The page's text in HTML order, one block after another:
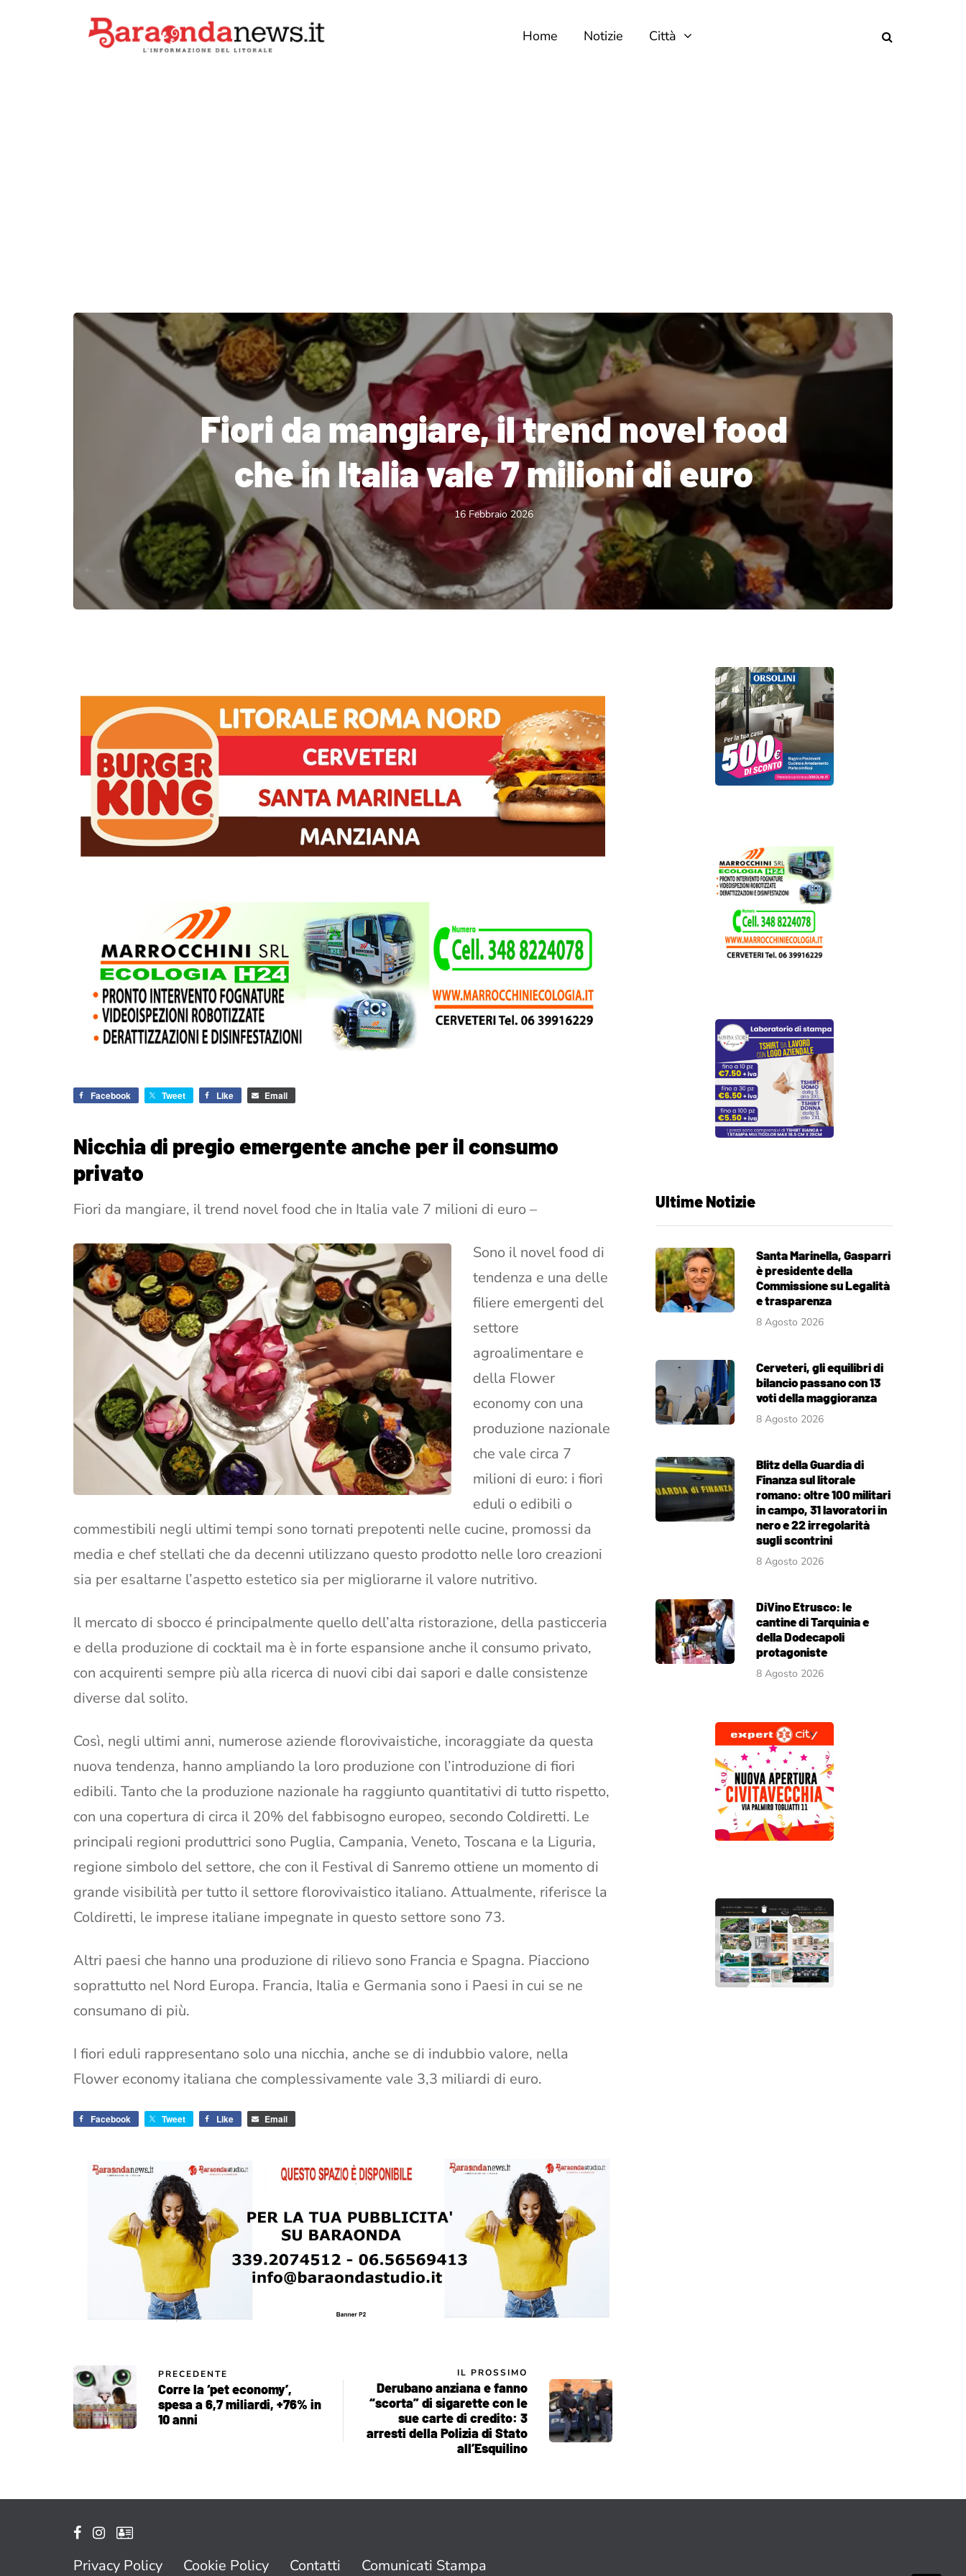
Home Notizie Città
Fiori da mangiare, il trend novel food
che in Italia vale 7 milioni di euro
16 Febbraio 2026
Facebook Tweet Like Email
Nicchia di pregio emergente anche per il consumo
privato
Fiori da mangiare, il trend novel food che in Italia vale 7 milioni di euro –
Sono il novel food di
tendenza e una delle
filiere emergenti del
settore
agroalimentare e
della Flower
economy con una
produzione nazionale
che vale circa 7
milioni di euro: i fiori
eduli o edibili o
commestibili negli ultimi tempi sono tornati prepotenti nelle cucine, promossi da
media e chef stellati che da decenni utilizzano questo prodotto nelle loro creazioni
sia per esaltarne l’aspetto estetico sia per migliorarne il valore nutritivo.
Il mercato di sbocco é principalmente quello dell’alta ristorazione, della pasticceria
e della produzione di cocktail ma è in forte espansione anche il consumo privato,
con acquirenti sempre più alla ricerca di nuovi cibi dai sapori e dalle consistenze
diverse dal solito.
Così, negli ultimi anni, numerose aziende florovivaistiche, incoraggiate da questa
nuova tendenza, hanno ampliando la loro produzione con l’introduzione di fiori
edibili. Tanto che la produzione nazionale ha raggiunto quantitativi di tutto rispetto,
con una copertura di circa il 20% del fabbisogno europeo, secondo Coldiretti. Le
principali regioni produttrici sono Puglia, Campania, Veneto, Toscana e la Liguria,
regione simbolo del settore, che con il Festival di Sanremo ottiene un momento di
grande visibilità per tutto il settore florovivaistico italiano. Attualmente, riferisce la
Coldiretti, le imprese italiane impegnate in questo settore sono 73.
Altri paesi che hanno una produzione di rilievo sono Francia e Spagna. Piacciono
soprattutto nel Nord Europa. Francia, Italia e Germania sono i Paesi in cui se ne
consumano di più.
I fiori eduli rappresentano solo una nicchia, anche se di indubbio valore, nella
Flower economy italiana che complessivamente vale 3,3 miliardi di euro.
Facebook Tweet Like Email
PRECEDENTE
Corre la ‘pet economy’,
spesa a 6,7 miliardi, +76% in
10 anni
IL PROSSIMO
Derubano anziana e fanno
“scorta” di sigarette con le
sue carte di credito: 3
arresti della Polizia di Stato
all’Esquilino
Ultime Notizie
Santa Marinella, Gasparri
è presidente della
Commissione su Legalità
e trasparenza
8 Agosto 2026
Cerveteri, gli equilibri di
bilancio passano con 13
voti della maggioranza
8 Agosto 2026
Blitz della Guardia di
Finanza sul litorale
romano: oltre 100 militari
in campo, 31 lavoratori in
nero e 22 irregolarità
sugli scontrini
8 Agosto 2026
DiVino Etrusco: le
cantine di Tarquinia e
della Dodecapoli
protagoniste
8 Agosto 2026
Privacy Policy Cookie Policy Contatti Comunicati Stampa